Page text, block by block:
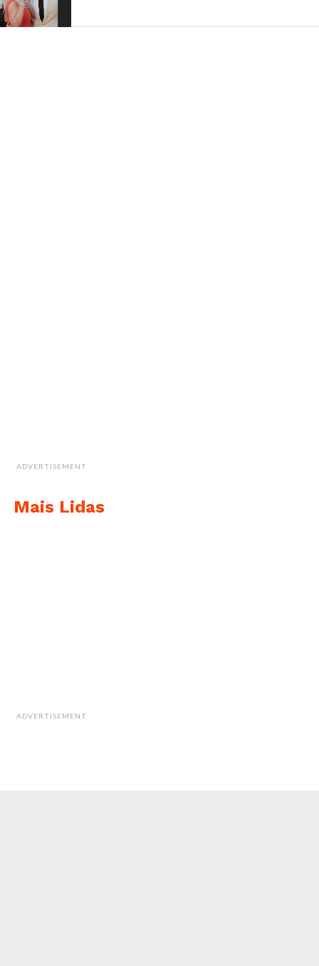
ADVERTISEMENT
Mais Lidas
ADVERTISEMENT